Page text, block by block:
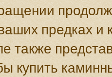
предках и
также
купить